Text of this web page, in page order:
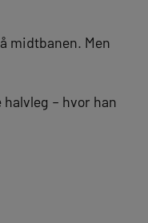
midtbanen. Men
– hvor han